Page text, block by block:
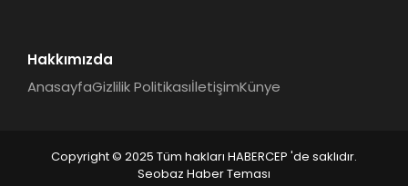
Hakkımızda
AnasayfaGizlilik PolitikasıİletişimKünye
Copyright © 2025 Tüm hakları HABERCEP 'de saklıdır.
Seobaz Haber Teması